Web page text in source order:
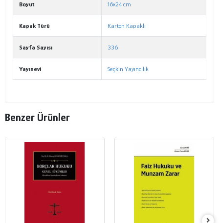
Boyut 16x24 cm
Kapak Türü Karton Kapaklı
Sayfa Sayısı 336
Yayınevi Seçkin Yayıncılık
Benzer Ürünler